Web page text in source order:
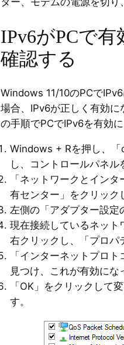
IPv6がPCで
確認する
Windows 11/10のPCで
場合、IPv6が正しく有効
の手順でPCでIPv6を有効に
Windows + Rを押し、
し、コントロールパネル
「ネットワークとイン
有センター」をクリック
左側の「アダプター設定
現在接続しているネッ
右クリックし、「プロパ
「インターネットプロ
見つけ、これが有効にな
「OK」をクリックして
す。